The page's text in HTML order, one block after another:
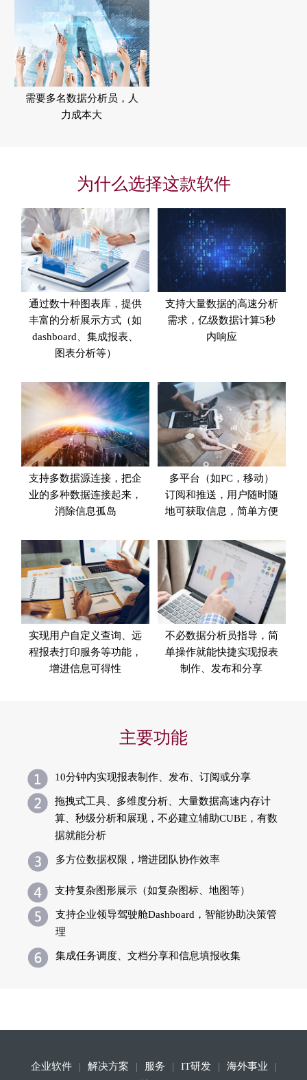
需要多名数据分析员，人
力成本大
为什么选择这款软件
通过数十种图表库，提供
丰富的分析展示方式（如
dashboard、集成报表、
图表分析等）
支持大量数据的高速分析
需求，亿级数据计算5秒
内响应
支持多数据源连接，把企
业的多种数据连接起来，
消除信息孤岛
多平台（如PC，移动）
订阅和推送，用户随时随
地可获取信息，简单方便
实现用户自定义查询、远
程报表打印服务等功能，
增进信息可得性
不必数据分析员指导，简
单操作就能快捷实现报表
制作、发布和分享
主要功能
10分钟内实现报表制作、发布、订阅或分享
拖拽式工具、多维度分析、大量数据高速内存计
算、秒级分析和展现，不必建立辅助CUBE，有数
据就能分析
多方位数据权限，增进团队协作效率
支持复杂图形展示（如复杂图标、地图等）
支持企业领导驾驶舱Dashboard，智能协助决策管
理
集成任务调度、文档分享和信息填报收集
企业软件 解决方案 服务 IT研发
海外事业